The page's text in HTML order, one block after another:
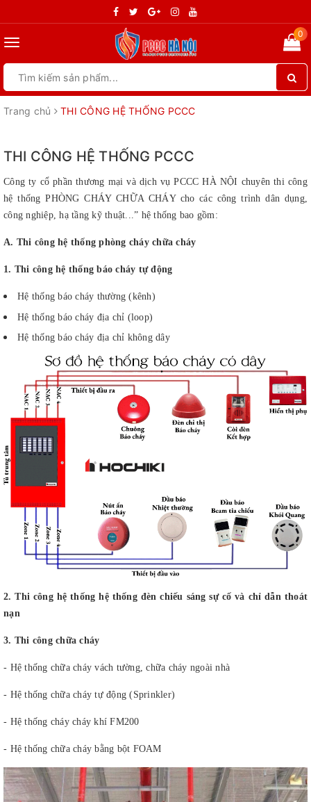
Toggle
0
Trang chủ THI CÔNG HỆ THỐNG PCCC
THI CÔNG HỆ THỐNG PCCC
Công ty cổ phần thương mại và dịch vụ PCCC HÀ NỘI chuyên thi công
hệ thống PHÒNG CHÁY CHỮA CHÁY cho các công trình dân dụng,
công nghiệp, hạ tầng kỹ thuật...” hệ thống bao gồm:
A. Thi công hệ thống phòng cháy chữa cháy
1. Thi công hệ thống báo cháy tự động
Hệ thống báo cháy thường (kênh)
Hệ thống báo cháy địa chỉ (loop)
Hệ thống báo cháy địa chỉ không dây
2. Thi công hệ thống hệ thống đèn chiếu sáng sự cố và chỉ dẫn thoát
nạn
3. Thi công chữa cháy
- Hệ thống chữa cháy vách tường, chữa cháy ngoài nhà
- Hệ thống chữa cháy tự động (Sprinkler)
- Hệ thống cháy cháy khí FM200
- Hệ thống chữa cháy bằng bột FOAM